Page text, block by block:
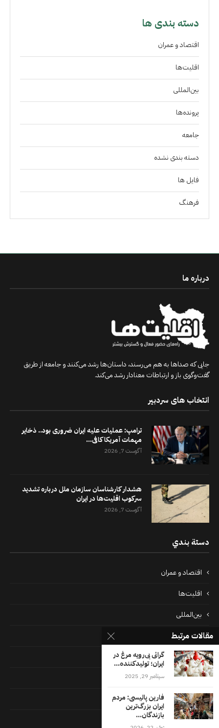
دسته بندی ها
اقتصاد و عمران
اقلیت‌ها
بین‌المللی
پرونده‌ها
جامعه
دسته بندی نشده
فايل ها
فرهنگ
درباره ما
جایی که صداها به هم می‌رسند، داستان‌ها رشد می‌کنند و جامعه از طریق
گفت‌وگوی باز و ارتباطات معنادار رشد می‌کند.
انتخاب های سردبیر
ترامپ: عملیات علیه ایران ضروری بود.. ذخایر
مهمات آمریکا کافی...
آگوست 7, 2026
هشدار کارشناسان سازمان ملل درباره تشدید
سرکوب اقلیت‌ها در ایران
آگوست 7, 2026
دستة بندي
اقتصاد و عمران
اقلیت‌ها
بین‌المللی
پرونده‌ها
جامعه
دسته بندی نشده
فايل ها
فرهنگ
مقالات مرتبط
گرانی بی‌رویه مرغ در
ایران؛ تولیدکننده...
سپتامبر 29, 2025
فارین پالیسی: مردم
ایران بزرگ‌ترین
بازندگان...